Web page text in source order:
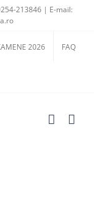
213846 | E-mail:
2026 FAQ